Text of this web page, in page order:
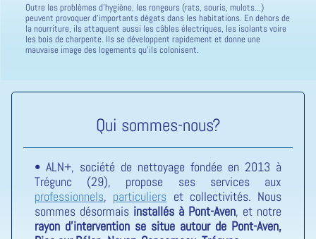
Outre les problèmes d'hygiène, les rongeurs (rats, souris, mulots...)
peuvent provoquer d'importants dégats dans les habitations. En dehors de
la nourriture, ils attaquent aussi les câbles électriques, les isolants voire
les bois de charpente. Ils se développent rapidement et donne une
mauvaise image des logements qu'ils colonisent.
Qui sommes-nous?
• ALN+, société de nettoyage fondée en 2013 à
Trégunc (29), propose ses services aux
professionnels, particuliers et collectivités. Nous
sommes désormais installés à Pont-Aven, et notre
rayon d'intervention se situe autour de Pont-Aven,